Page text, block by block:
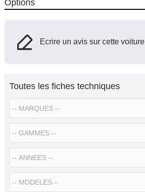
Options
Ecrire un avis sur cette voiture
Toutes les fiches techniques